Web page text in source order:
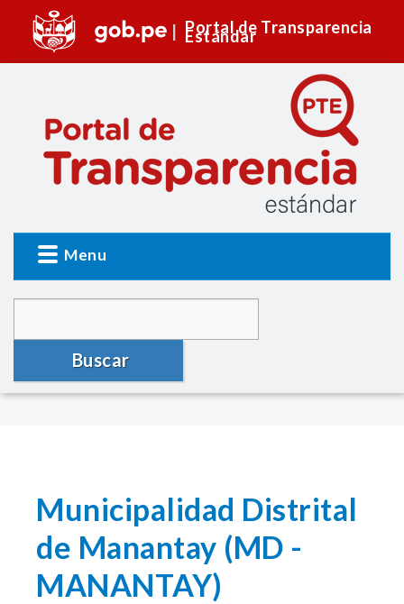
Portal de Transparencia
Estándar
Menu
Buscar
Municipalidad Distrital
de Manantay (MD -
MANANTAY)